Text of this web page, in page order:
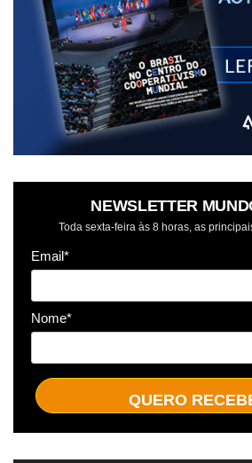
NEWSLETTER
Toda sexta-feira às 8 horas, as
Email*
Nome*
QUERO